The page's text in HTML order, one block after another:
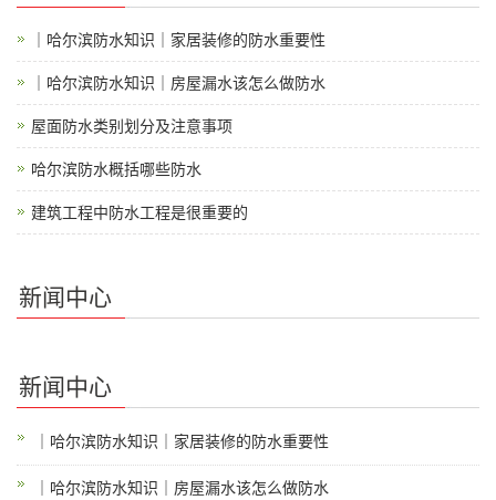
｜哈尔滨防水知识｜家居装修的防水重要性
｜哈尔滨防水知识｜房屋漏水该怎么做防水
屋面防水类别划分及注意事项
哈尔滨防水概括哪些防水
建筑工程中防水工程是很重要的
新闻中心
新闻中心
｜哈尔滨防水知识｜家居装修的防水重要性
｜哈尔滨防水知识｜房屋漏水该怎么做防水